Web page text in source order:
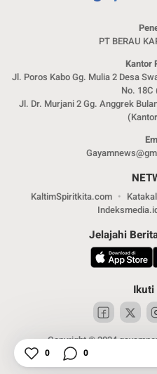
PT BERAU
Kantor
Jl. Poros Kabo Gg. Mulia 2 Desa
No. 18C
Jl. Dr. Murjani 2 Gg. Anggrek
KaltimSpiritkita.com
Jelajahi
Ikuti
Copyright © 2024
0 0